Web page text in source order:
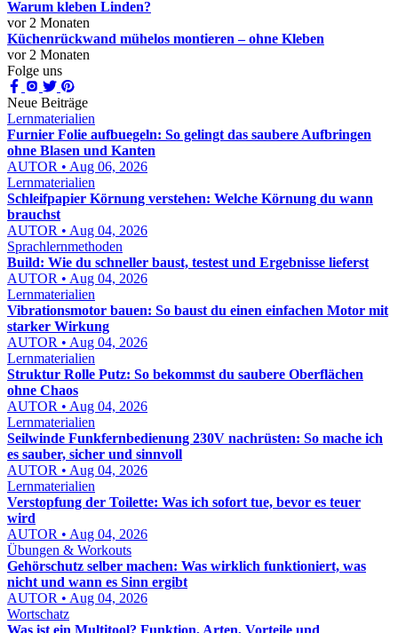
Warum kleben Linden?
vor 2 Monaten
Küchenrückwand mühelos montieren – ohne Kleben
vor 2 Monaten
Folge uns
Neue Beiträge
Lernmaterialien
Furnier Folie aufbuegeln: So gelingt das saubere Aufbringen
ohne Blasen und Kanten
AUTOR • Aug 06, 2026
Lernmaterialien
Schleifpapier Körnung verstehen: Welche Körnung du wann
brauchst
AUTOR • Aug 04, 2026
Sprachlernmethoden
Build: Wie du schneller baust, testest und Ergebnisse lieferst
AUTOR • Aug 04, 2026
Lernmaterialien
Vibrationsmotor bauen: So baust du einen einfachen Motor mit
starker Wirkung
AUTOR • Aug 04, 2026
Lernmaterialien
Struktur Rolle Putz: So bekommst du saubere Oberflächen
ohne Chaos
AUTOR • Aug 04, 2026
Lernmaterialien
Seilwinde Funkfernbedienung 230V nachrüsten: So mache ich
es sauber, sicher und sinnvoll
AUTOR • Aug 04, 2026
Lernmaterialien
Verstopfung der Toilette: Was ich sofort tue, bevor es teuer
wird
AUTOR • Aug 04, 2026
Übungen & Workouts
Gehörschutz selber machen: Was wirklich funktioniert, was
nicht und wann es Sinn ergibt
AUTOR • Aug 04, 2026
Wortschatz
Was ist ein Multitool? Funktion, Arten, Vorteile und